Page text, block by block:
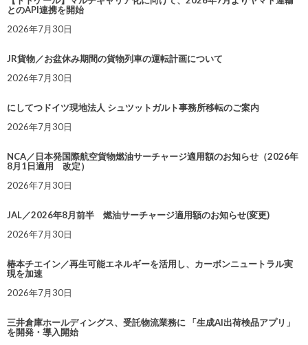
とのAPI連携を開始
2026年7月30日
JR貨物／お盆休み期間の貨物列車の運転計画について
2026年7月30日
にしてつドイツ現地法人 シュツットガルト事務所移転のご案内
2026年7月30日
NCA／日本発国際航空貨物燃油サーチャージ適用額のお知らせ（2026年
8月1日適用 改定）
2026年7月30日
JAL／2026年8月前半 燃油サーチャージ適用額のお知らせ(変更)
2026年7月30日
椿本チエイン／再生可能エネルギーを活用し、カーボンニュートラル実
現を加速
2026年7月30日
三井倉庫ホールディングス、受託物流業務に 「生成AI出荷検品アプリ」
を開発・導入開始